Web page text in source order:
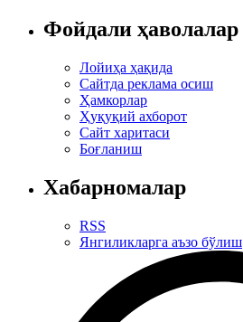
Фойдали ҳаволалар
Лойиҳа ҳақида
Сайтда реклама осиш
Ҳамкорлар
Ҳуқуқий ахборот
Сайт харитаси
Боғланиш
Хабарномалар
RSS
Янгиликларга аъзо бўлиш